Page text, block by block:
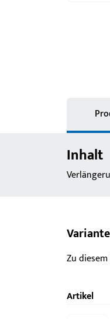
Inhalt
Zu
Artikel